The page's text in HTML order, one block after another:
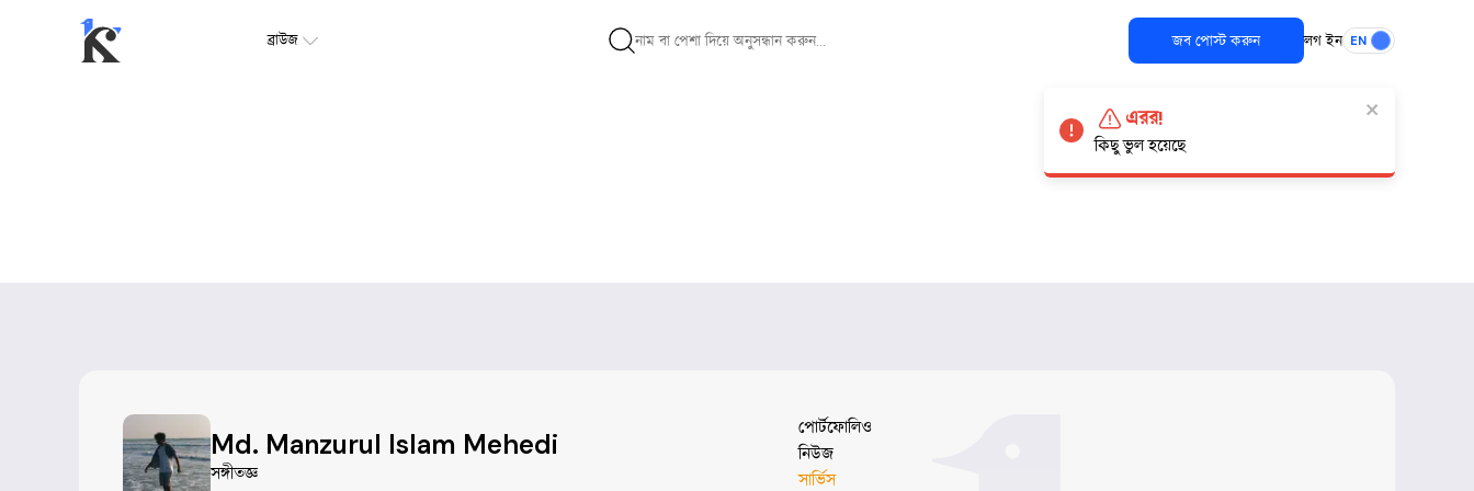
ব্রাউজ জব পোস্ট করুন লগ ইন EN
Md. Manzurul Islam Mehedi
সঙ্গীতজ্ঞ
পোর্টফোলিও
নিউজ
সার্ভিস
এরর!
কিছু ভুল হয়েছে